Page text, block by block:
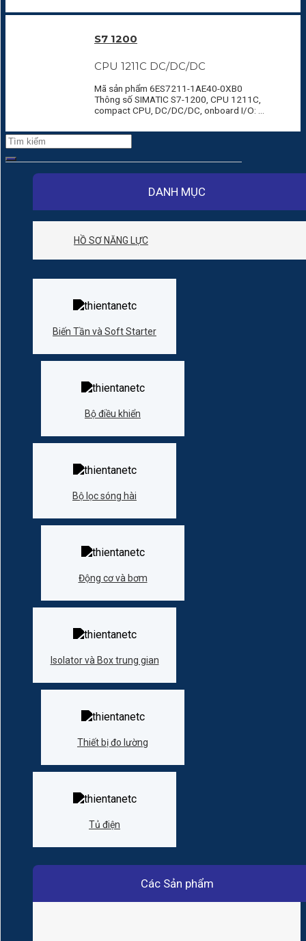
S7 1200
CPU 1211C DC/DC/DC
Mã sản phẩm 6ES7211-1AE40-0XB0
Thông số SIMATIC S7-1200, CPU 1211C,
compact CPU, DC/DC/DC, onboard I/O: 6
Tìm
DANH MỤC
HỒ SƠ NĂNG LỰC
Biến Tần và Soft Starter
Bộ điều khiển
Bộ lọc sóng hài
Động cơ và bơm
Isolator và Box trung gian
Thiết bị đo lường
Tủ điện
Các Sản phẩm